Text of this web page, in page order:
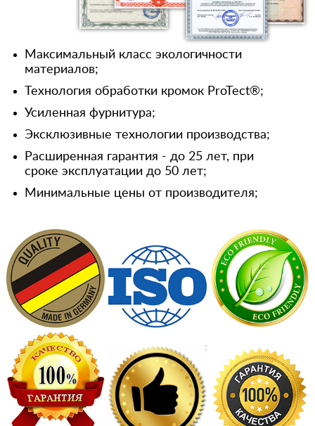
Максимальный класс экологичности
материалов;
Технология обработки кромок ProTect®;
Усиленная фурнитура;
Эксклюзивные технологии производства;
Расширенная гарантия - до 25 лет, при
сроке эксплуатации до 50 лет;
Минимальные цены от производителя;